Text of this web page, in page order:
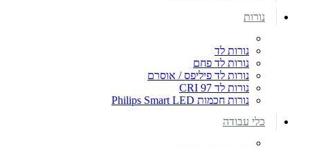
נורות
נורות לד
נורות לד פחם
נורות לד פיליפס / אוסרם
נורות לד CRI 97
נורות חכמות Philips Smart LED
כלי עבודה